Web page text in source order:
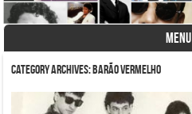
MENU
Skip to content
Category Archives:Barão Vermelho